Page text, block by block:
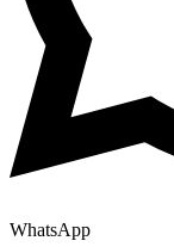
WhatsApp